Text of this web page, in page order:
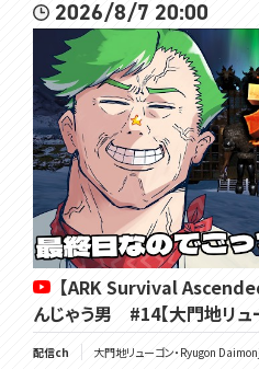
2026/8/7 20:00
【ARK Survival
んじゃう男 #14【大門地リュ
配信ch 大門地リューゴン・Ryugon